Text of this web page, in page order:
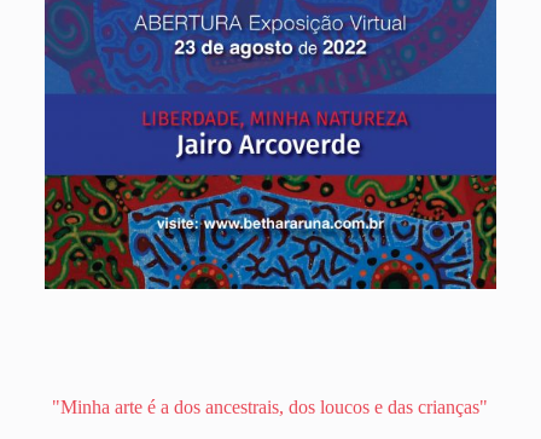
"Minha arte é a dos ancestrais, dos loucos e das crianças"